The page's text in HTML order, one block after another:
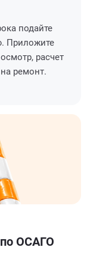
подайте
Приложите
расчет
ремонт.
ОСАГО